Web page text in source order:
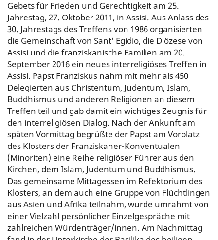
Gebets für Frieden und Gerechtigkeit am 25.
Jahrestag, 27. Oktober 2011, in Assisi. Aus Anlass des
30. Jahrestags des Treffens von 1986 organisierten
die Gemeinschaft von Sant‘ Egidio, die Diözese von
Assisi und die franziskanische Familien am 20.
September 2016 ein neues interreligiöses Treffen in
Assisi. Papst Franziskus nahm mit mehr als 450
Delegierten aus Christentum, Judentum, Islam,
Buddhismus und anderen Religionen an diesem
Treffen teil und gab damit ein wichtiges Zeugnis für
den interreligiösen Dialog. Nach der Ankunft am
späten Vormittag begrüßte der Papst am Vorplatz
des Klosters der Franziskaner-Konventualen
(Minoriten) eine Reihe religiöser Führer aus den
Kirchen, dem Islam, Judentum und Buddhismus.
Das gemeinsame Mittagessen im Refektorium des
Klosters, an dem auch eine Gruppe von Flüchtlingen
aus Asien und Afrika teilnahm, wurde umrahmt von
einer Vielzahl persönlicher Einzelgespräche mit
zahlreichen Würdenträger/innen. Am Nachmittag